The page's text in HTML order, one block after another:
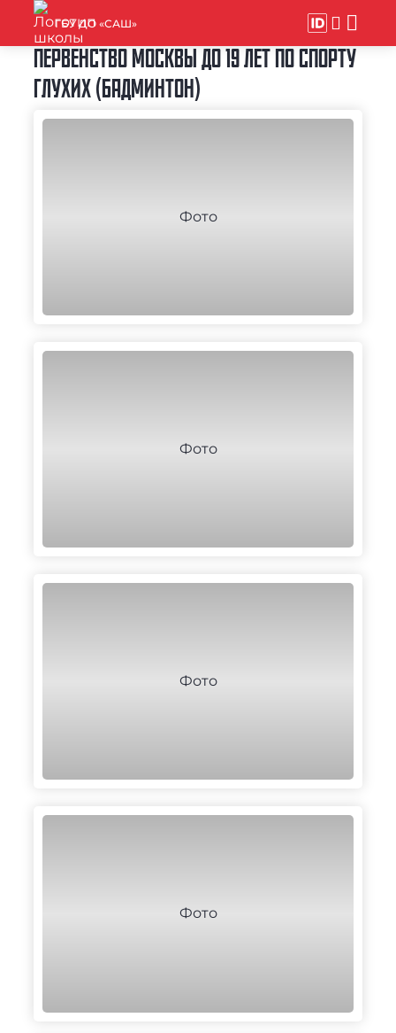
ГБУ ДО «САШ»
ПЕРВЕНСТВО МОСКВЫ ДО 19 ЛЕТ ПО СПОРТУ
ГЛУХИХ (БАДМИНТОН)